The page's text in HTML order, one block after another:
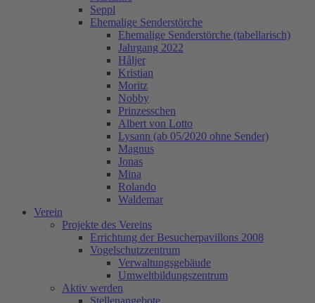
Seppl
Ehemalige Senderstörche
Ehemalige Senderstörche (tabellarisch)
Jahrgang 2022
Håljer
Kristian
Moritz
Nobby
Prinzesschen
Albert von Lotto
Lysann (ab 05/2020 ohne Sender)
Magnus
Jonas
Mina
Rolando
Waldemar
Verein
Projekte des Vereins
Errichtung der Besucherpavillons 2008
Vogelschutzzentrum
Verwaltungsgebäude
Umweltbildungszentrum
Aktiv werden
Stellenangebote